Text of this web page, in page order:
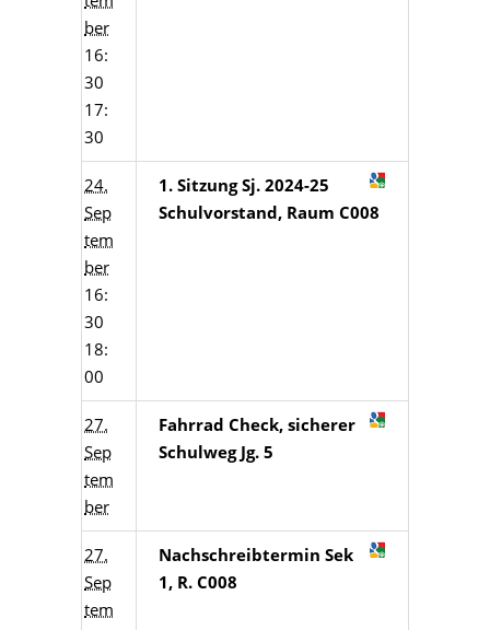
ber
16:
30
17:
30
24.
Sep
tem
ber
16:
30
18:
00
1. Sitzung Sj. 2024-25
Schulvorstand, Raum C008
27.
Sep
tem
ber
Fahrrad Check, sicherer
Schulweg Jg. 5
27.
Sep
tem
Nachschreibtermin Sek
1, R. C008